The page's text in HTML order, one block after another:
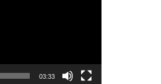
03:33